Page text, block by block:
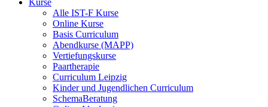
Kurse
Alle IST-F Kurse
Online Kurse
Basis Curriculum
Abendkurse (MAPP)
Vertiefungskurse
Paartherapie
Curriculum Leipzig
Kinder und Jugendlichen Curriculum
SchemaBeratung